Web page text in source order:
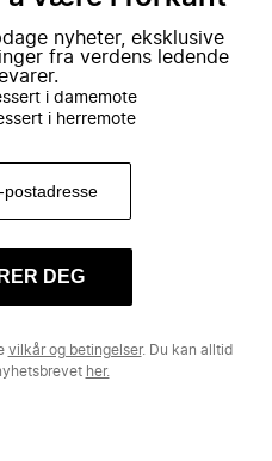
nyheter, eksklusive
fra verdens ledende
i damemote
i herremote
DEG
vilkår og betingelser. Du kan alltid
her.